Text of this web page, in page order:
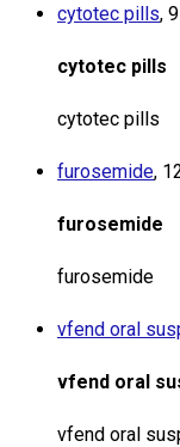
cytotec pills,
cytotec pills
cytotec pills
furosemide,
furosemide
furosemide
vfend oral
vfend oral
vfend oral